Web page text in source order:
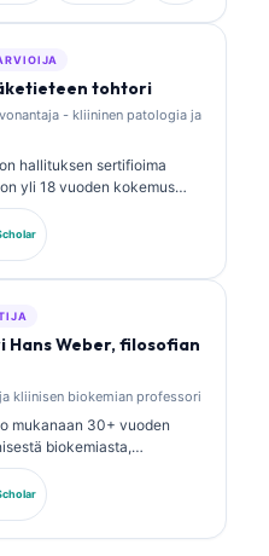
on julkaissut laajasti
ja
tohtori
- kliininen patologia ja
hallituksen sertifioima
yli 18 vuoden kokemus
ja diagnostisesta
sertifikaatit
hän on julkaissut laajasti
Weber, filosofian
kliinisen biokemian professori
mukanaan 30+ vuoden
biokemiasta,
ja
Hän oli aiemmin Saksan
(German Society for Clinical